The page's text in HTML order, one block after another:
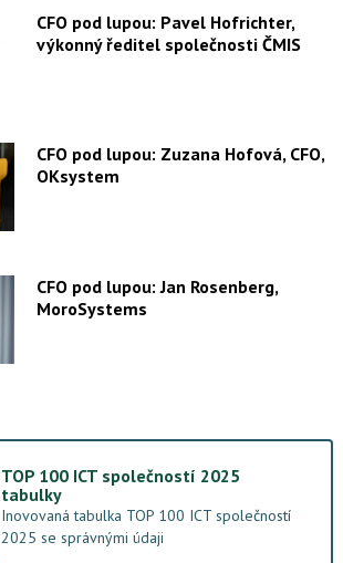
CFO pod lupou: Pavel Hofrichter,
výkonný ředitel společnosti ČMIS
CFO pod lupou: Zuzana Hofová, CFO,
OKsystem
CFO pod lupou: Jan Rosenberg,
MoroSystems
TOP 100 ICT společností 2025
tabulky
Inovovaná tabulka TOP 100 ICT společností
2025 se správnými údaji